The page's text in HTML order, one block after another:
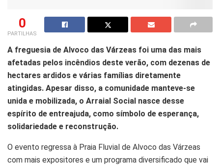
0
PARTILHAS
A freguesia de Alvoco das Várzeas foi uma das mais
afetadas pelos incêndios deste verão, com dezenas de
hectares ardidos e várias famílias diretamente
atingidas. Apesar disso, a comunidade manteve-se
unida e mobilizada, o Arraial Social nasce desse
espírito de entreajuda, como símbolo de esperança,
solidariedade e reconstrução.
O evento regressa à Praia Fluvial de Alvoco das Várzeas
com mais expositores e um programa diversificado que vai